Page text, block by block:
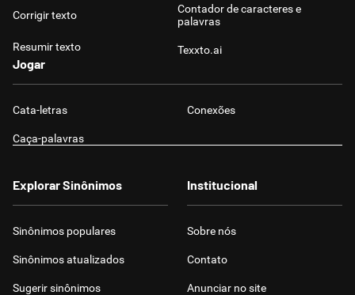
Corrigir texto
Resumir texto
Contador de caracteres e
palavras
Texxto.ai
Jogar
Cata-letras Conexões
Caça-palavras
Explorar Sinônimos
Sinônimos populares
Sinônimos atualizados
Sugerir sinônimos
Institucional
Sobre nós
Contato
Anunciar no site